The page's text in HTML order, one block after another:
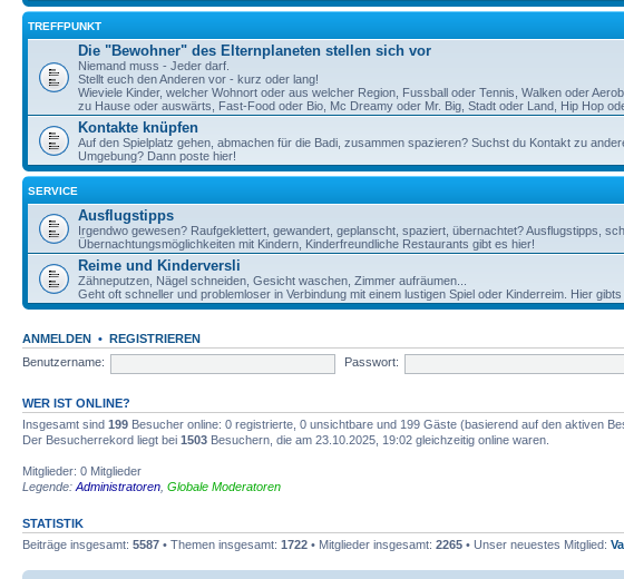
TREFFPUNKT
Die "Bewohner" des Elternplaneten stellen sich vor
Niemand muss - Jeder darf.
Stellt euch den Anderen vor - kurz oder lang!
Wieviele Kinder, welcher Wohnort oder aus welcher Region, Fussball oder Tennis, Walken oder
zu Hause oder auswärts, Fast-Food oder Bio, Mc Dreamy oder Mr. Big, Stadt oder Land, Hip Hop
Kontakte knüpfen
Auf den Spielplatz gehen, abmachen für die Badi, zusammen spazieren? Suchst du Kontakt zu
Umgebung? Dann poste hier!
SERVICE
Ausflugstipps
Irgendwo gewesen? Raufgeklettert, gewandert, geplanscht, spaziert, übernachtet? Ausflugstipps,
Übernachtungsmöglichkeiten mit Kindern, Kinderfreundliche Restaurants gibt es hier!
Reime und Kinderversli
Zähneputzen, Nägel schneiden, Gesicht waschen, Zimmer aufräumen...
Geht oft schneller und problemloser in Verbindung mit einem lustigen Spiel oder Kinderreim. Hier gibts
ANMELDEN • REGISTRIEREN
Benutzername:
Passwort:
WER IST ONLINE?
Insgesamt sind 199 Besucher online: 0 registrierte, 0 unsichtbare und 199 Gäste (basierend auf den aktiven
Der Besucherrekord liegt bei 1503 Besuchern, die am 23.10.2025, 19:02 gleichzeitig online waren.
Mitglieder: 0 Mitglieder
Legende: Administratoren Globale Moderatoren
STATISTIK
Beiträge insgesamt: 5587 • Themen insgesamt: 1722 • Mitglieder insgesamt: 2265 • Unser neuestes Mitglied: